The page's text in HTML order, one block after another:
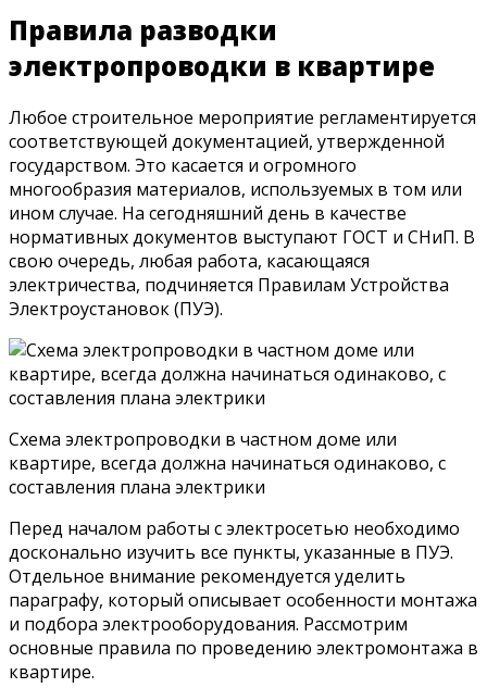
Правила разводки
электропроводки в квартире
Любое строительное мероприятие регламентируется
соответствующей документацией, утвержденной
государством. Это касается и огромного
многообразия материалов, используемых в том или
ином случае. На сегодняшний день в качестве
нормативных документов выступают ГОСТ и СНиП. В
свою очередь, любая работа, касающаяся
электричества, подчиняется Правилам Устройства
Электроустановок (ПУЭ).
Схема электропроводки в частном доме или
квартире, всегда должна начинаться одинаково, с
составления плана электрики
Перед началом работы с электросетью необходимо
досконально изучить все пункты, указанные в ПУЭ.
Отдельное внимание рекомендуется уделить
параграфу, который описывает особенности монтажа
и подбора электрооборудования. Рассмотрим
основные правила по проведению электромонтажа в
квартире.